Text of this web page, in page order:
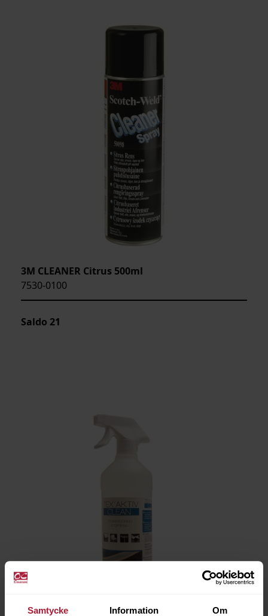
Samtycke Information Om
3M CLEANER Citrus 500ml
7530-0100
Saldo 21